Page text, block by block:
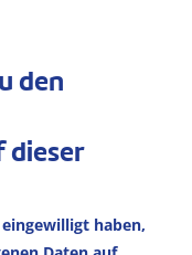
den
dieser
haben,